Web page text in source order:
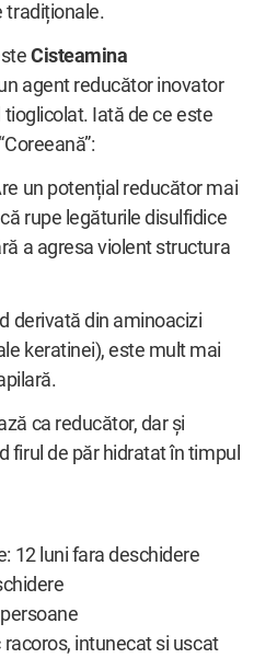
tradiționale.
Cisteamina
agent reducător inovator
Iată de ce este
un potențial reducător mai
rupe legăturile disulfidice
a agresa violent structura
derivată din aminoacizi
keratinei), este mult mai
ca reducător, dar și
firul de păr hidratat în timpul
12 luni fara deschidere
intunecat si uscat